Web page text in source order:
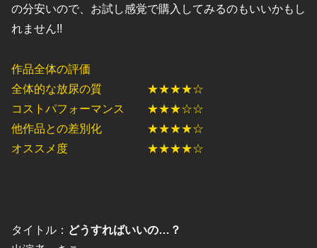
の分安いので、お試し感覚で購入してみるのもいいかもし
れません!!
作品全体の評価
全体的な放尿の質 ★★★★☆
コストパフォーマンス ★★★☆☆
他作品との差別化 ★★★★☆
オススメ度 ★★★★☆
タイトル： どうすればいいの…？